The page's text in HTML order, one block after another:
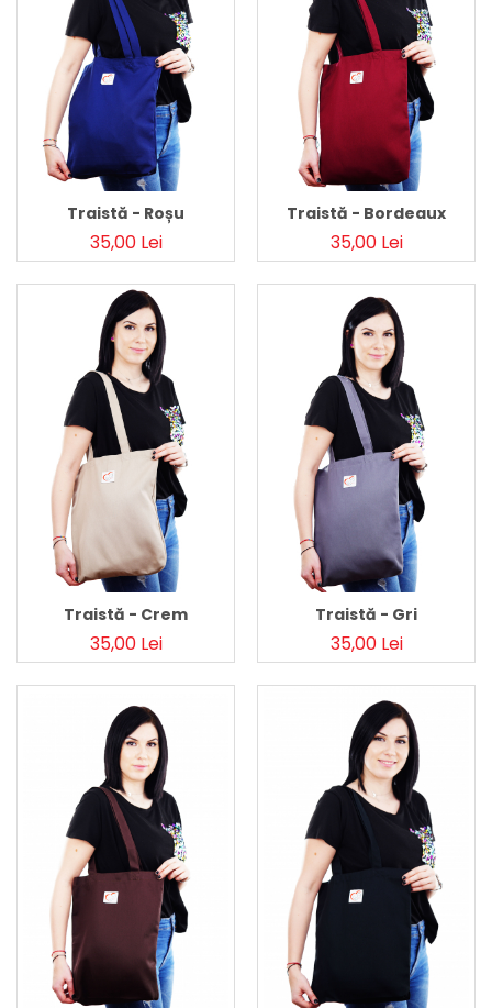
Pălării de Soare
Traistă - Roșu
35,00 Lei
Traistă - Bordeaux
35,00 Lei
Traistă - Crem
35,00 Lei
Traistă - Gri
35,00 Lei